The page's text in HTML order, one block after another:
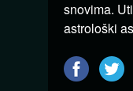
snovima.
astrološki